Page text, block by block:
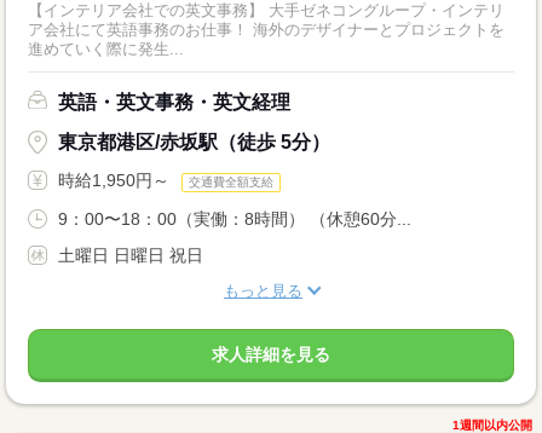
【インテリア会社での英文事務】 大手ゼネコングループ・インテリ
ア会社にて英語事務のお仕事！ 海外のデザイナーとプロジェクトを
進めていく際に発生...
英語・英文事務・英文経理
東京都港区/赤坂駅（徒歩 5分）
時給1,950円～ 交通費全額支給
9：00〜18：00（実働：8時間） （休憩60分...
土曜日 日曜日 祝日
もっと見る
求人詳細を見る
1週間以内公開